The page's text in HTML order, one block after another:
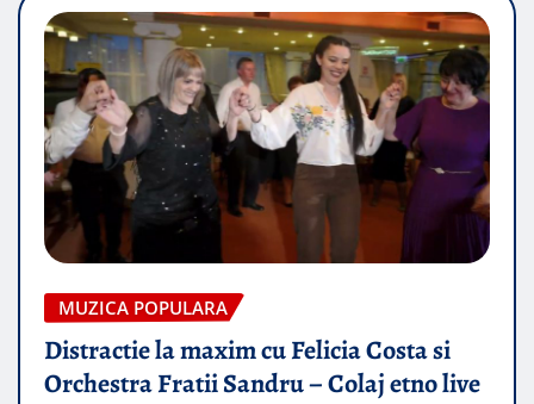
MUZICA POPULARA
Distractie la maxim cu Felicia Costa si
Orchestra Fratii Sandru – Colaj etno live